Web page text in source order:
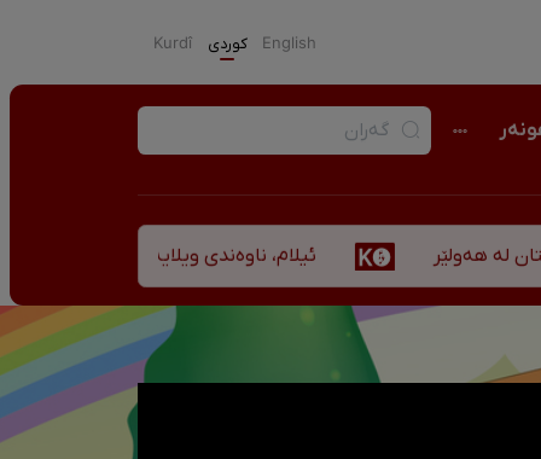
English كوردی Kurdî
ئیلام، ناوەندی ویلایەتی کوردستان لە